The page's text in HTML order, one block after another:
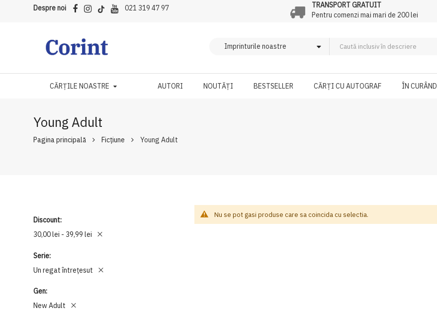
Despre noi 021 319 47 97
TRANSPORT GRATUIT
Pentru comenzi mai mari de 200 lei
CĂRȚILE NOASTRE AUTORI NOUTĂȚI BESTSELLER CĂRȚI CU AUTOGRAF ÎN CURÂND
Young Adult
Pagina principală Ficțiune Young Adult
Discount
30,00 lei - 39,99 lei
Serie
Un regat întrețesut
Gen
New Adult
Nu se pot gasi produse care sa coincida cu selectia.